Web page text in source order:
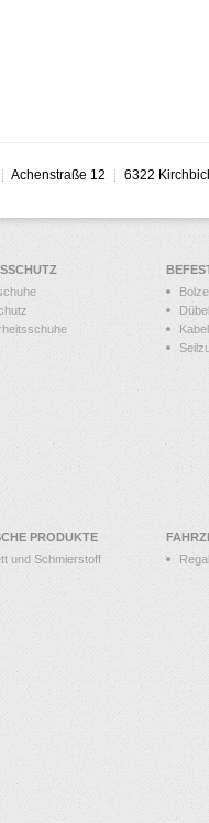
Achenstraße 12 6322
Dübel
PRODUKTE
und Schmierstoff